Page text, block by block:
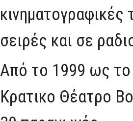
κινηματογραφικές
σειρές και σε
Από το 1999 ως το
Κρατικο Θέατρο